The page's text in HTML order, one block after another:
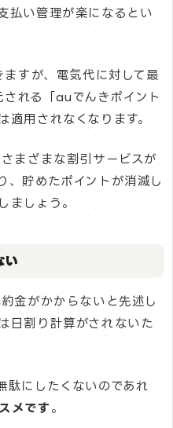
払い管理が楽になるとい
すが、電気代に対して最
れる「auでんきポイント
適用されなくなります。
まざまな割引サービスが
、貯めたポイントが消滅し
ましょう。
い
金がかからないと先述し
日割り計算がされないた
駄にしたくないのであれ
メです 。